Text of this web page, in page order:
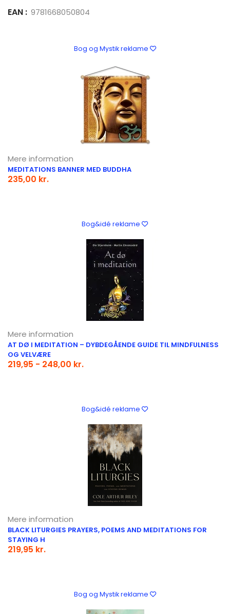
EAN : 9781668050804
Bog og Mystik reklame
Mere information
MEDITATIONS BANNER MED BUDDHA
235,00 kr.
Bog&idé reklame
Mere information
AT DØ I MEDITATION – DYBDEGÅENDE GUIDE TIL MINDFULNESS
OG VELVÆRE
219,95 - 248,00 kr.
Bog&idé reklame
Mere information
BLACK LITURGIES PRAYERS, POEMS AND MEDITATIONS FOR
STAYING H
219,95 kr.
Bog og Mystik reklame